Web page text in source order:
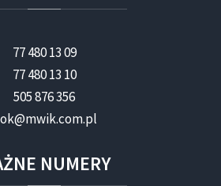
77 480 13 09
77 480 13 10
505 876 356
NUMERY